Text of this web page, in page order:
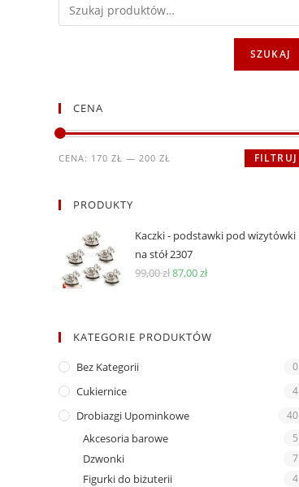
SZUKAJ
CENA
Cena
Cena
FILTRUJ
CENA: 170 ZŁ — 200 ZŁ
PRODUKTY
Kaczki - podstawki pod wizytówki
na stół 2307
99,00złPierwotna
99,00 zł.
87,00złAktualna
KATEGORIE PRODUKTÓW
Bez Kategorii 0
Cukiernice 4
Drobiazgi Upominkowe 40
Akcesoria barowe 5
Dzwonki 7
Figurki do biżuterii 4